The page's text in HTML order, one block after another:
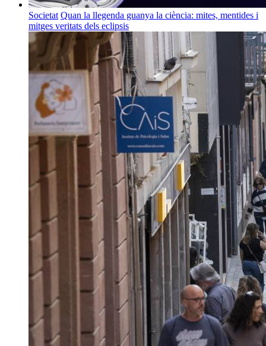
Societat Quan la llegenda guanya la ciència: mites, mentides i
mitges veritats dels eclipsis